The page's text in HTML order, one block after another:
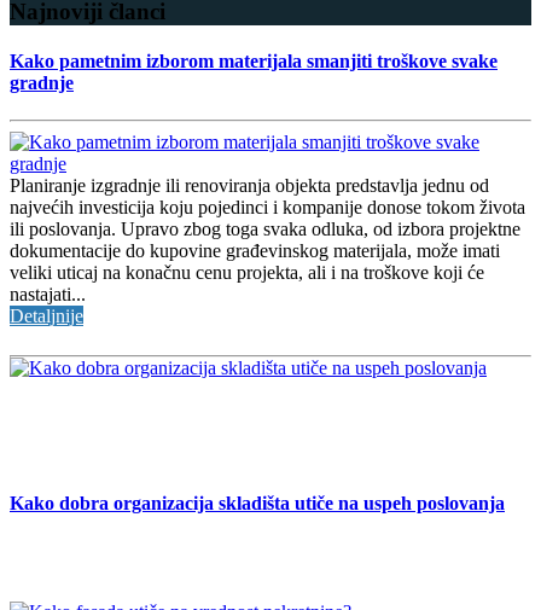
Najnoviji članci
Kako pametnim izborom materijala smanjiti troškove svake
gradnje
Planiranje izgradnje ili renoviranja objekta predstavlja jednu od
najvećih investicija koju pojedinci i kompanije donose tokom života
ili poslovanja. Upravo zbog toga svaka odluka, od izbora projektne
dokumentacije do kupovine građevinskog materijala, može imati
veliki uticaj na konačnu cenu projekta, ali i na troškove koji će
nastajati...
Detaljnije
Kako dobra organizacija skladišta utiče na uspeh poslovanja